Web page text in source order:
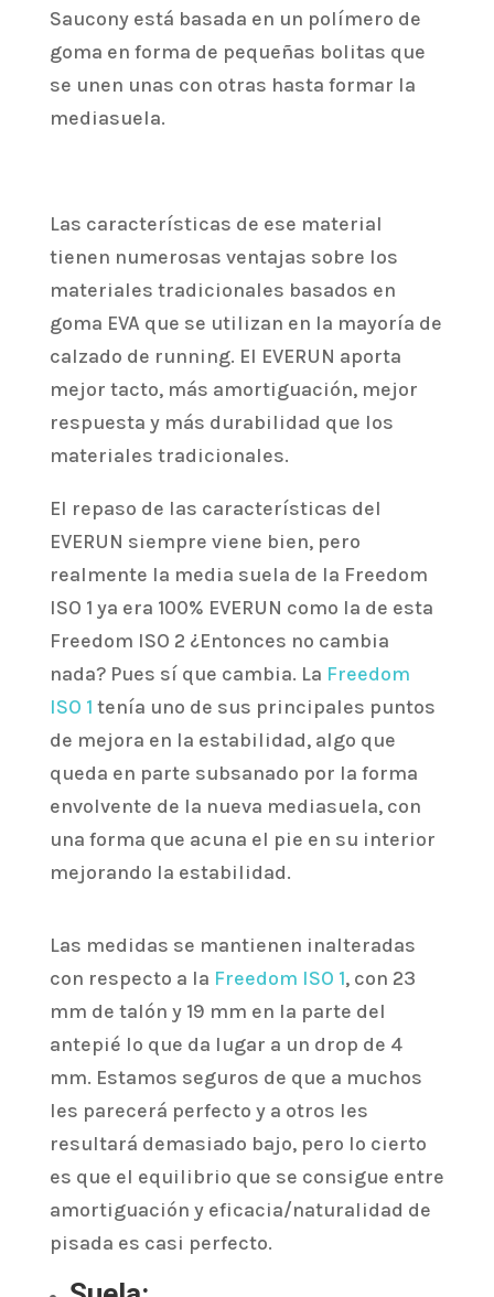
Saucony está basada en un polímero de
goma en forma de pequeñas bolitas que
se unen unas con otras hasta formar la
mediasuela.
Las características de ese material
tienen numerosas ventajas sobre los
materiales tradicionales basados en
goma EVA que se utilizan en la mayoría de
calzado de running. El EVERUN aporta
mejor tacto, más amortiguación, mejor
respuesta y más durabilidad que los
materiales tradicionales.
El repaso de las características del
EVERUN siempre viene bien, pero
realmente la media suela de la Freedom
ISO 1 ya era 100% EVERUN como la de esta
Freedom ISO 2 ¿Entonces no cambia
nada? Pues sí que cambia. La Freedom
ISO 1 tenía uno de sus principales puntos
de mejora en la estabilidad, algo que
queda en parte subsanado por la forma
envolvente de la nueva mediasuela, con
una forma que acuna el pie en su interior
mejorando la estabilidad.
Las medidas se mantienen inalteradas
con respecto a la Freedom ISO 1, con 23
mm de talón y 19 mm en la parte del
antepié lo que da lugar a un drop de 4
mm. Estamos seguros de que a muchos
les parecerá perfecto y a otros les
resultará demasiado bajo, pero lo cierto
es que el equilibrio que se consigue entre
amortiguación y eficacia/naturalidad de
pisada es casi perfecto.